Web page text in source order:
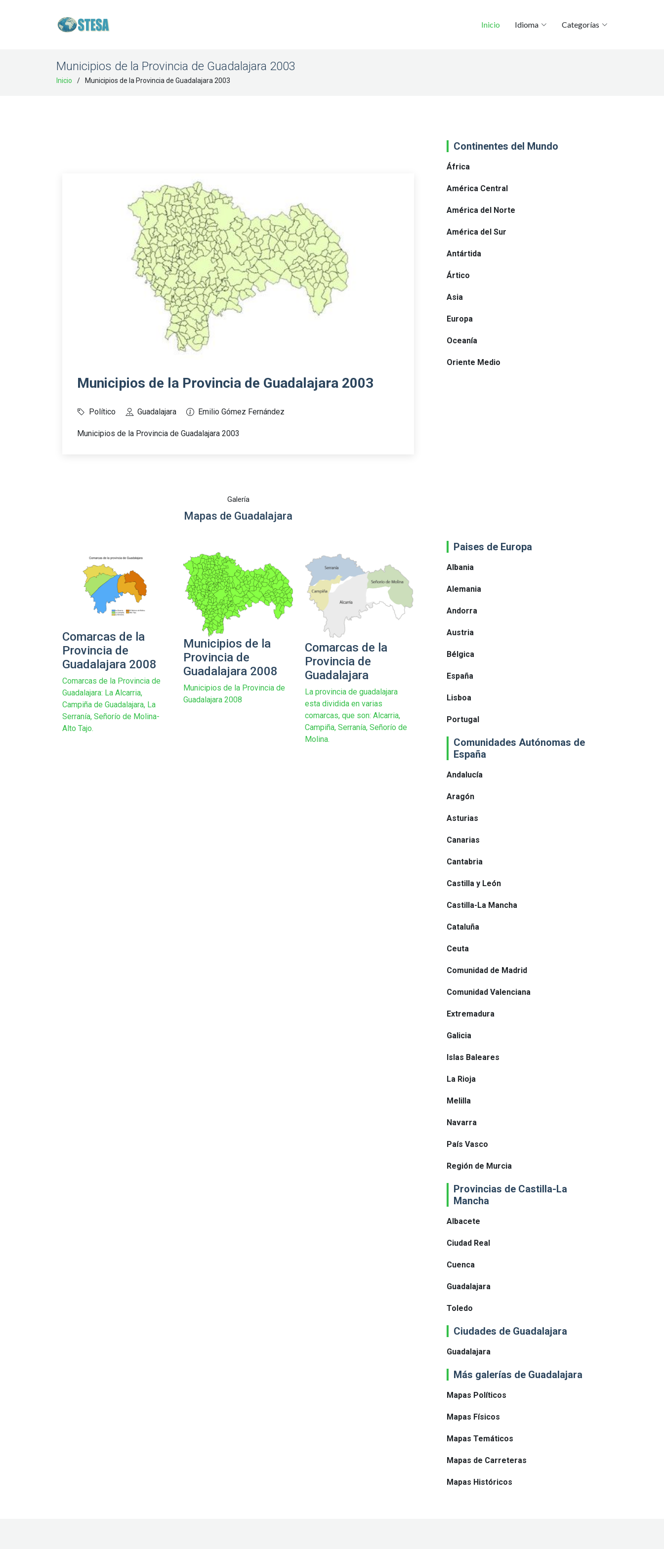
Inicio Idioma Categorías
Municipios de la Provincia de Guadalajara 2003
Inicio Municipios de la Provincia de Guadalajara 2003
Municipios de la Provincia de Guadalajara 2003
Político Guadalajara Emilio Gómez Fernández
Municipios de la Provincia de Guadalajara 2003
Galería
Mapas de Guadalajara
Comarcas de la
Provincia de
Guadalajara 2008
Comarcas de la Provincia de
Guadalajara: La Alcarria,
Campiña de Guadalajara, La
Serranía, Señorío de Molina-
Alto Tajo.
Municipios de la
Provincia de
Guadalajara 2008
Municipios de la Provincia de
Guadalajara 2008
Comarcas de la
Provincia de
Guadalajara
La provincia de guadalajara
esta dividida en varias
comarcas, que son: Alcarria,
Campiña, Serranía, Señorío de
Molina.
Continentes del Mundo
África
América Central
América del Norte
América del Sur
Antártida
Ártico
Asia
Europa
Oceanía
Oriente Medio
Paises de Europa
Albania
Alemania
Andorra
Austria
Bélgica
España
Lisboa
Portugal
Comunidades Autónomas de
España
Andalucía
Aragón
Asturias
Canarias
Cantabria
Castilla y León
Castilla-La Mancha
Cataluña
Ceuta
Comunidad de Madrid
Comunidad Valenciana
Extremadura
Galicia
Islas Baleares
La Rioja
Melilla
Navarra
País Vasco
Región de Murcia
Provincias de Castilla-La
Mancha
Albacete
Ciudad Real
Cuenca
Guadalajara
Toledo
Ciudades de Guadalajara
Guadalajara
Más galerías de Guadalajara
Mapas Políticos
Mapas Físicos
Mapas Temáticos
Mapas de Carreteras
Mapas Históricos